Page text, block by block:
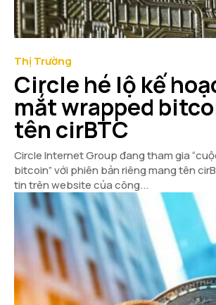
Thị Trường
Circle hé lộ kế
mắt wrapped
tên cirBTC
Circle Internet Group đang tham gia
bitcoin” với phiên bản riêng mang tên
tin trên website của công...